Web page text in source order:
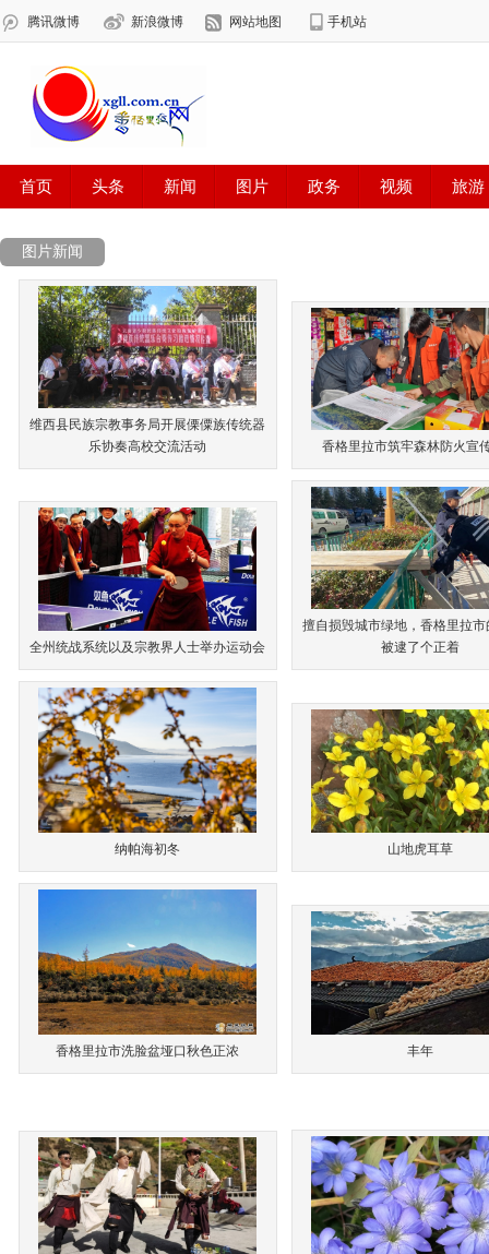
图片新闻
维西县民族宗教事务局开展傈僳族传统器
乐协奏高校交流活动
香格里拉市筑牢森林防火宣
全州统战系统以及宗教界人士举办运动会
擅自损毁城市绿地，香格里拉市
被逮了个正着
纳帕海初冬 山地虎耳草
香格里拉市洗脸盆垭口秋色正浓 丰年